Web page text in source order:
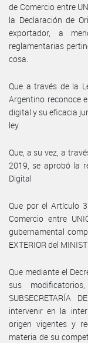
de Comercio entre
la Declaración de
exportador, a
reglamentarias
cosa.
Que a través de la
Argentino reconoce
digital y su eficacia
ley.
Que, a su vez, a
2019, se aprobó la
Digital
Que por el Artículo
Comercio entre
gubernamental
EXTERIOR del
Que mediante el
sus
SUBSECRETARÍA
intervenir en la
origen vigentes y
materia de su